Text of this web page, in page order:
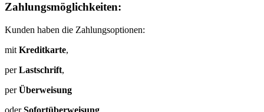
Zahlungsmöglichkeiten:
Kunden haben die Zahlungsoptionen:
mit Kreditkarte,
perLastschrift,
perÜberweisung
oderSofortüberweisung